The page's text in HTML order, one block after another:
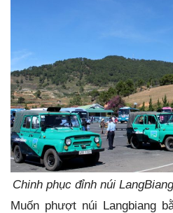
Chinh phục đỉnh núi
Muốn phượt núi Langbiang